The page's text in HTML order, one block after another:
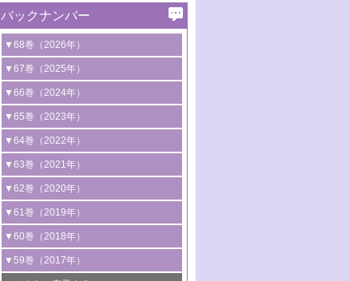
バックナンバー
▼68巻（2026年）
1号 過酸化水素合成に関する研究動向
2号 コンピューター技術により加速する
触媒開発
3号 有機分子変換やCO 資源化のための
光触媒に関する最近の研究
B号 第137回触媒討論会（2026年）
▼67巻（2025年）
1号 CO
水素化によるグリーン燃料/グリ
ーンケミカル製造
2号 水素製造のための水分解技術に関す
る最近の研究
3号 オレフィン系樹脂の精密合成に関す
る最新技術
4号 アルコール類の効率的変換を実現す
る非貴金属触媒の研究動向
5号 ゼオライトの合成と応用における研
究動向
▼66巻（2024年）
1号 低次元ナノ構造を有する触媒材料
2号 規制反応場を活用した固体触媒研究
の新展開
3号 未踏分子変換を目指した酸化触媒プ
ロセスの最前線
4号 シンクロトロン放射光および中性子
線を利用した触媒解析技術の最先端
5号 単原子触媒
▼65巻（2023年）
1号 炭素が関わる触媒機能
2号 プラスチックケミカルリサイクルの
ための触媒技術
3号 非酸化物系金属化合物を基盤とした
触媒材料の開発
4号 格子酸素・格子酸素欠陥を利用した
触媒反応
▼64巻（2022年）
1号 合成ガス製造とCOを用いるケミカル
ズ合成の最新動向
2号 化学品合成のための合金触媒開発
3号 CO の排出削減および有効活用のた
めの触媒技術
4号 若手による情報発信企画～とびたて
▼63巻（2021年）
1号 金触媒の新展開
2号 ペロブスカイト
3号 特殊反応場を利用した触媒的分子変
換反応
4号 多孔質材料を用いた触媒の新展開
▼62巻（2020年）
1号 触媒設計を拓く欠陥構造のキャラク
タリゼーション
2号 機能化学品製造に資するクリーンな
触媒的酸化反応
▼61巻（2019年）
1号 物質移動制御に着目した触媒プロセ
ス開発
2号 CO2 フリー水素サプライチェーンに
▼60巻（2018年）
1号 固体酸触媒の最新の研究動向
▼59巻（2017年）